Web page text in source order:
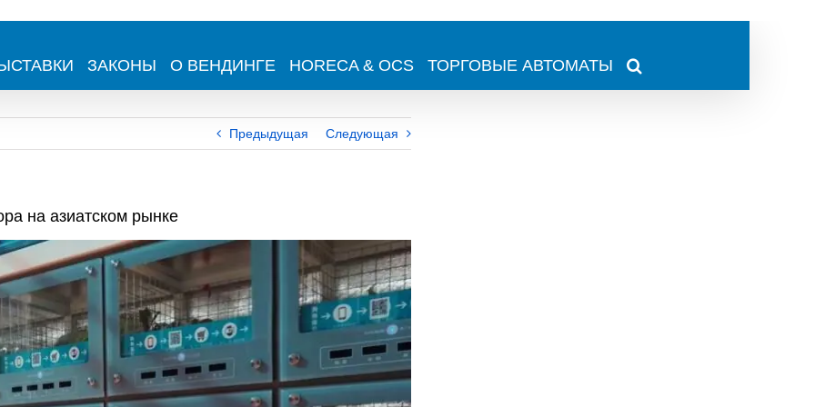
ЗАКОНЫ О ВЕНДИНГЕ HORECA & OCS ТОРГОВЫЕ АВТОМАТЫ
Предыдущая Следующая
на азиатском рынке